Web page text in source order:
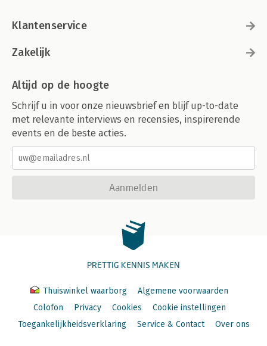
Klantenservice
Zakelijk
Altijd op de hoogte
Schrijf u in voor onze nieuwsbrief en blijf up-to-date
met relevante interviews en recensies, inspirerende
events en de beste acties.
Aanmelden
PRETTIG KENNIS MAKEN
Thuiswinkel waarborg
Algemene voorwaarden
Colofon
Privacy Cookies
Cookie instellingen
Toegankelijkheidsverklaring
Service & Contact Over ons